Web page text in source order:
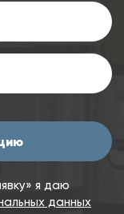
я даю
данных